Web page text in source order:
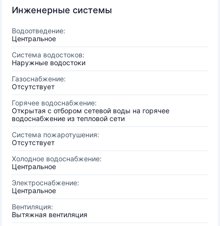
Инженерные системы
Водоотведение:
Центральное
Система водостоков:
Наружные водостоки
Газоснабжение:
Отсутствует
Горячее водоснабжение:
Открытая с отбором сетевой воды на горячее
водоснабжение из тепловой сети
Система пожаротушения:
Отсутствует
Холодное водоснабжение:
Центральное
Электроснабжение:
Центральное
Вентиляция:
Вытяжная вентиляция